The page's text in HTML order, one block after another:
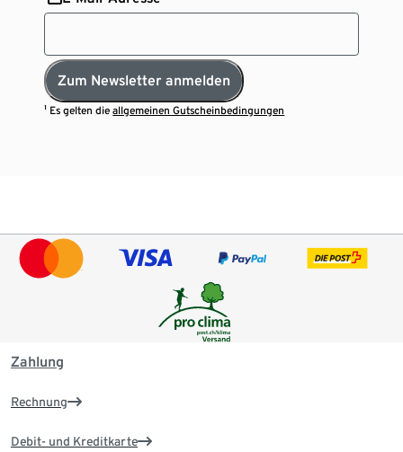
Zum Newsletter anmelden
¹ Es gelten dieallgemeinen Gutscheinbedingungen
Zahlung
Rechnung
Debit- und Kreditkarte